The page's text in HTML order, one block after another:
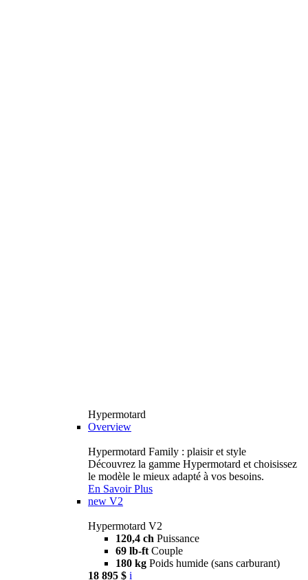
Hypermotard
Overview
Hypermotard Family : plaisir et style
Découvrez la gamme Hypermotard et choisissez
le modèle le mieux adapté à vos besoins.
En Savoir Plus
new V2
Hypermotard V2
120,4 ch Puissance
69 lb-ft Couple
180 kg Poids humide (sans carburant)
18 895 $ i